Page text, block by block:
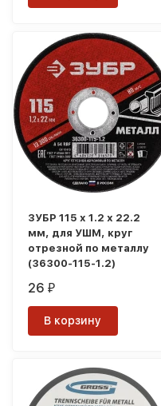
ЗУБР 115 x 1.2 х 22.2
мм, для УШМ, круг
отрезной по металлу
(36300-115-1.2)
26₽
В корзину